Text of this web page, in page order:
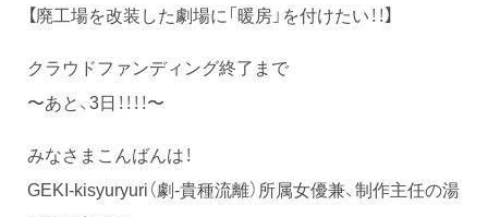
【廃工場を改装した劇場に「暖房」を付けたい！！】
クラウドファンディング終了まで
〜あと、3日！！！！〜
みなさまこんばんは！
GEKI-kisyuryuri（劇-貴種流離）所属女優兼、制作主任の湯